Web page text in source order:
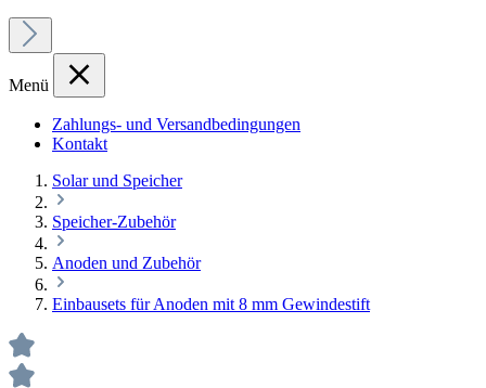
Menü
Zahlungs- und Versandbedingungen
Kontakt
Solar und Speicher
Speicher-Zubehör
Anoden und Zubehör
Einbausets für Anoden mit 8 mm Gewindestift